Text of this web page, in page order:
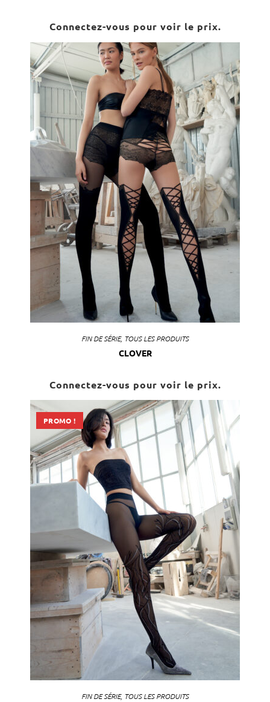
Connectez-vous pour voir le prix.
FIN DE SÉRIE, TOUS LES PRODUITS
CLOVER
Connectez-vous pour voir le prix.
PROMO !
FIN DE SÉRIE, TOUS LES PRODUITS